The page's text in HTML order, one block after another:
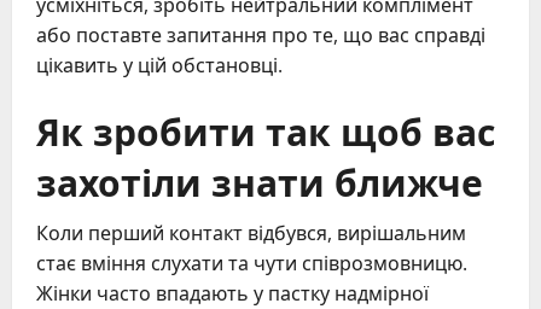
або поставте запитання про те, що вас справді
цікавить у цій обстановці.
Як зробити так щоб вас
захотіли знати ближче
Коли перший контакт відбувся, вирішальним
стає вміння слухати та чути співрозмовницю.
Жінки часто впадають у пастку надмірної